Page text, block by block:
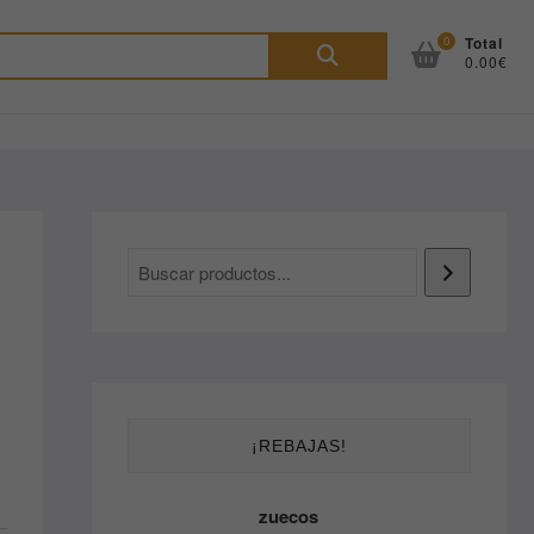
Buscar
0 Total
0.00€
¡REBAJAS!
zuecos